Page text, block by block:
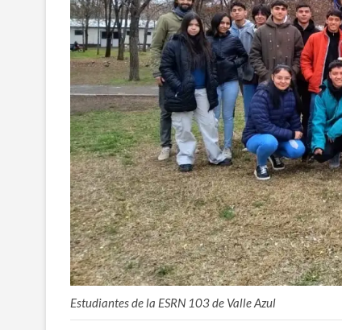
Estudiantes de la ESRN 103 de Valle Azul